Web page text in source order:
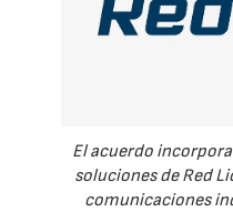
El acuerdo
soluciones de Red
comunicaciones